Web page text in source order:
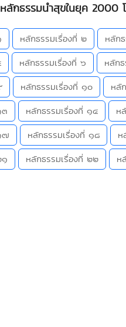
หลักธรรมนำสุขในยุค 2000
หลักธรรมเรื่องที่ ๒ หลัก
หลักธรรมเรื่องที่ ๖ หลัก
หลักธรรมเรื่องที่ ๑๐ หลั
๓
หลักธรรมเรื่องที่ ๑๔ ห
๗
หลักธรรมเรื่องที่ ๑๘ ห
๑
หลักธรรมเรื่องที่ ๒๒ ห